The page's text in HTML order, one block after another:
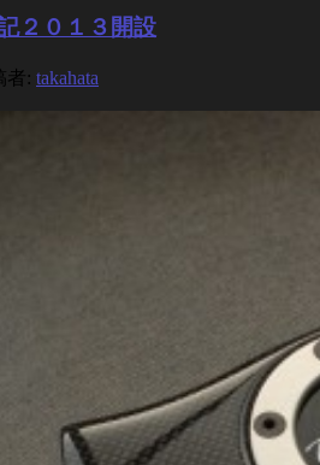
２０１３開設
者: takahata